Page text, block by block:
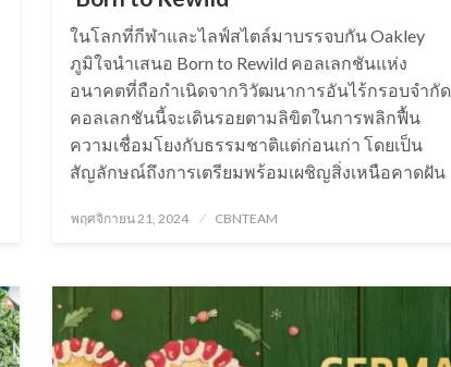
ในโลกที่กีฬาและไลฟ์สไตล์มาบรรจบกัน Oakley
ภูมิใจนำเสนอ Born to Rewild คอลเลกชันแห่ง
อนาคตที่ถือกำเนิดจากวิวัฒนาการอันไร้กรอบจำกัด
คอลเลกชันนี้จะเดินรอยตามลิขิตในการพลิกฟื้น
ความเชื่อมโยงกับธรรมชาติแต่ก่อนเก่า โดยเป็น
สัญลักษณ์ถึงการเตรียมพร้อมเผชิญสิ่งเหนือคาดฝัน
Posted
พฤศจิกายน 21, 2024 CBNTEAM